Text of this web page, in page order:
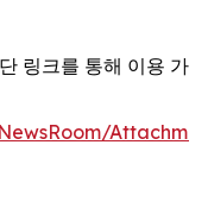
링크를 통해 이용 가